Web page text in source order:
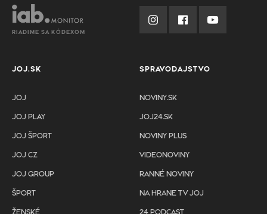
RIADIME SA KÓDEXOM
JOJ.SK
JOJ
JOJ PLAY
JOJ ŠPORT
JOJ CZ
JOJ GROUP
ŠPORT
ŽENSKÉ
SPRAVODAJSTVO
NOVINY.SK
JOJ24.SK
NOVINY PLUS
VIDEONOVINY
RANNÉ NOVINY
NA HRANE TV JOJ
24 PODCAST